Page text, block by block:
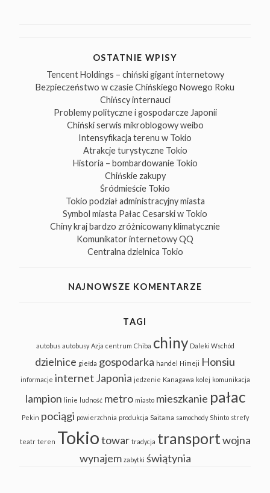
OSTATNIE WPISY
Tencent Holdings – chiński gigant internetowy
Bezpieczeństwo w czasie Chińskiego Nowego Roku
Chińscy internauci
Problemy polityczne i gospodarcze Japonii
Chiński serwis mikroblogowy weibo
Intensyfikacja terenu w Tokio
Atrakcje turystyczne Tokio
Historia – bombardowanie Tokio
Chińskie zakupy
Śródmieście Tokio
Tokio podział administracyjny miasta
Symbol miasta Pałac Cesarski w Tokio
Chiny kraj bardzo zróżnicowany klimatycznie
Komunikator internetowy QQ
Centralna dzielnica Tokio
NAJNOWSZE KOMENTARZE
TAGI
autobus autobusy Azja centrum Chiba chiny Daleki Wschód
dzielnice giełda gospodarka handel Himeji Honsiu
informacje internet Japonia jedzenie Kanagawa kolej komunikacja
lampion linie ludność metro miasto mieszkanie pałac
Pekin pociągi powierzchnia produkcja Saitama samochody Shinto strefy
teatr teren Tokiotowar tradycja transportwojna
wynajem zabytki świątynia